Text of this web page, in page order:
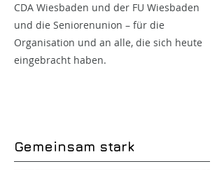
CDA Wiesbaden und der FU Wiesbaden
und die Seniorenunion – für die
Organisation und an alle, die sich heute
eingebracht haben.
Gemeinsam stark